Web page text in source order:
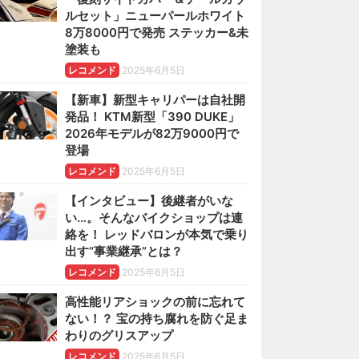
ルセット」ニューパールホワイト
8万8000円で発売 ステッカー&未
塗装も
レコメンド 2025年6月5日
【新車】新型キャリパーは自社開
発品！ KTM新型「390 DUKE」
2026年モデルが82万9000円で
登場
レコメンド 2025年6月5日
【インタビュー】後継者がいな
い…。そんなバイクショップは連
絡を！ レッドバロンが本気で乗り
出す“事業継承”とは？
レコメンド 2025年6月5日
高性能リアショックの前に忘れて
ない！？ 宝の持ち腐れを防ぐ足ま
わりのグリスアップ
レコメンド 2025年6月5日